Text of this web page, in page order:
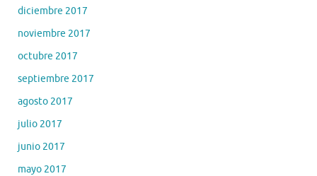
diciembre 2017
noviembre 2017
octubre 2017
septiembre 2017
agosto 2017
julio 2017
junio 2017
mayo 2017